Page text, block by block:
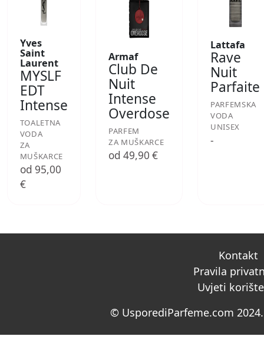
Yves
Saint
Laurent
MYSLF
EDT
Intense
TOALETNA
VODA
ZA
MUŠKARCE
od 95,00
€
Armaf
Club De
Nuit
Intense
Overdose
PARFEM
ZA MUŠKARCE
od 49,90 €
Lattafa
Rave
Nuit
Parfaite
PARFEMSKA
VODA
UNISEX
-
Kontakt
Pravila
Uvjeti
© UsporediParfeme.com